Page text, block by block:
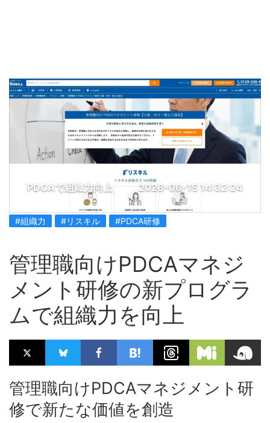
PDCAで組織力向上 2026-06-15 14:32:24
#組織力 #リスキル #PDCA研修
管理職向けPDCAマネジ
メント研修の新プログラ
ムで組織力を向上
管理職向けPDCAマネジメント研
修で新たな価値を創造